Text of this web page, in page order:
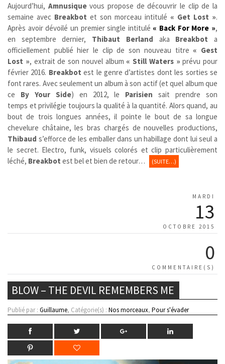
Aujourd’hui, Amnusiquevous propose de découvrir le clip de la
semaine avec Breakbot et son morceau intitulé « Get Lost ».
Après avoir dévoilé un premier single intitulé « Back For More »,
en septembre dernier, Thibaut Berland aka Breakbot a
officiellement publié hier le clip de son nouveau titre « Gest
Lost », extrait de son nouvel album « Still Waters » prévu pour
février 2016. Breakbot est le genre d’artistes dont les sorties se
font rares. Avec seulement un album à son actif (et quel album que
ce By Your Side) en 2012, le Parisien sait prendre son
temps et privilégie toujours la qualité à la quantité. Alors quand, au
bout de trois longues années, il pointe le bout de sa longue
chevelure châtaine, les bras chargés de nouvelles productions,
Thibaud s’efforce de les emballer dans un habillage dont lui seul a
le secret. Electro, funk, visuels colorés et clip particulièrement
léché, Breakbot est bel et bien de retour… (SUITE…)
MARDI
13
OCTOBRE 2015
0
COMMENTAIRE(S)
BLOW – THE DEVIL REMEMBERS ME
Publié par : Guillaume, Catégorie(s) : Nos morceaux, Pour s'évader